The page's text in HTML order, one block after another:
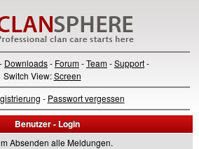
- Downloads- Forum-Team-Support-
Switch View:Screen
- Passwort vergessen
Benutzer - Login
Absenden alle Meldungen.